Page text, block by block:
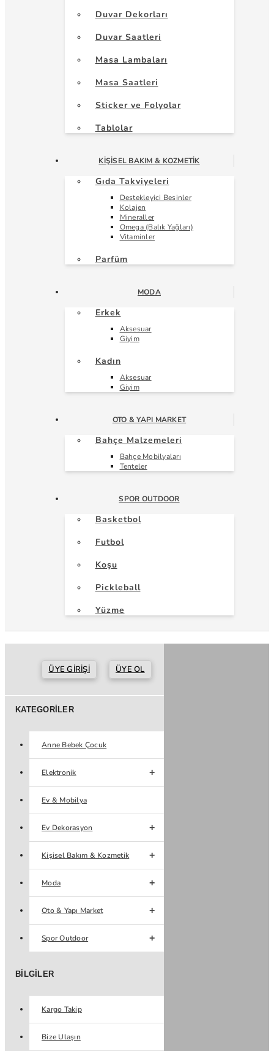
Duvar Dekorları
Duvar Saatleri
Masa Lambaları
Masa Saatleri
Sticker ve Folyolar
Tablolar
KIŞISEL BAKIM & KOZMETIK
Gıda Takviyeleri
Destekleyici Besinler
Kolajen
Mineraller
Omega (Balık Yağları)
Vitaminler
Parfüm
MODA
Erkek
Aksesuar
Giyim
Kadın
Aksesuar
Giyim
OTO & YAPI MARKET
Bahçe Malzemeleri
Bahçe Mobilyaları
Tenteler
SPOR OUTDOOR
Basketbol
Futbol
Koşu
Pickleball
Yüzme
ÜYE GIRIŞI ÜYE OL
KATEGORILER
Anne Bebek Çocuk
Elektronik
Ev & Mobilya
Ev Dekorasyon
Kişisel Bakım & Kozmetik
Moda
Oto & Yapı Market
Spor Outdoor
BILGILER
Kargo Takip
Bize Ulaşın